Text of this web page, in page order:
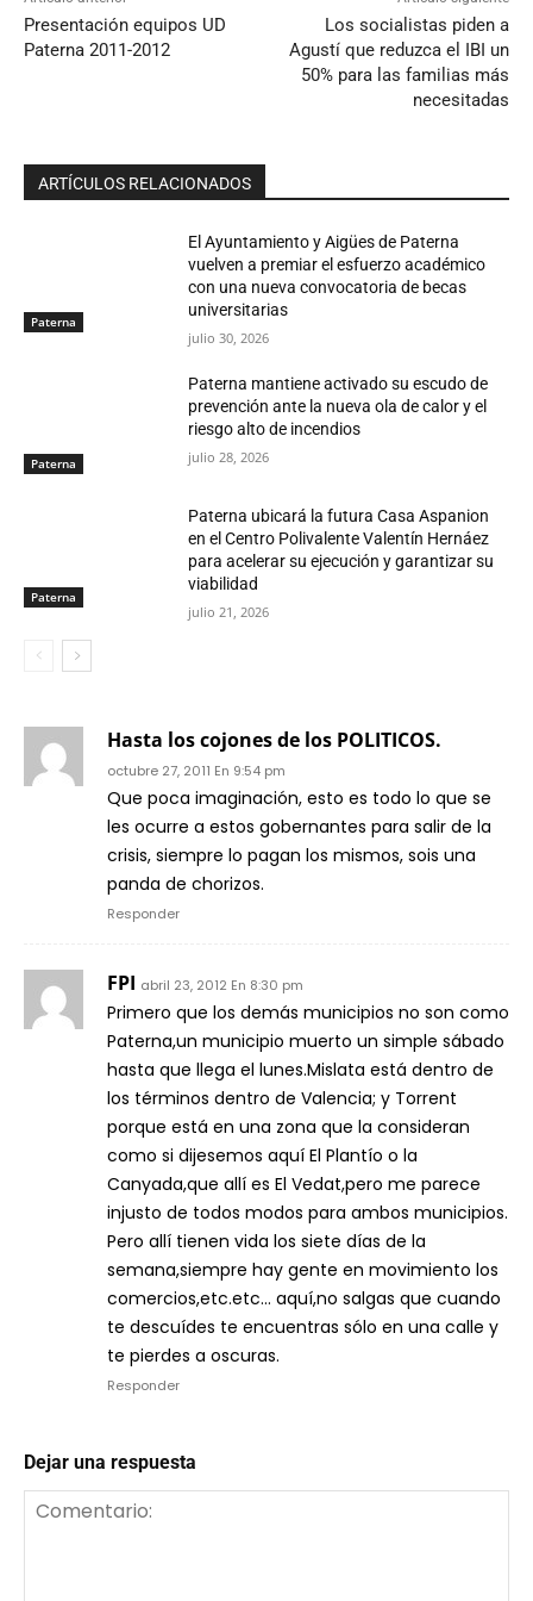
Presentación equipos UD
Paterna 2011-2012
Los socialistas piden a
Agustí que reduzca el IBI un
50% para las familias más
necesitadas
ARTÍCULOS RELACIONADOS
Paterna
El Ayuntamiento y Aigües de Paterna
vuelven a premiar el esfuerzo académico
con una nueva convocatoria de becas
universitarias
julio 30, 2026
Paterna
Paterna mantiene activado su escudo de
prevención ante la nueva ola de calor y el
riesgo alto de incendios
julio 28, 2026
Paterna
Paterna ubicará la futura Casa Aspanion
en el Centro Polivalente Valentín Hernáez
para acelerar su ejecución y garantizar su
viabilidad
julio 21, 2026
Hasta los cojones de los POLITICOS.
octubre 27, 2011 En 9:54 pm
Que poca imaginación, esto es todo lo que se
les ocurre a estos gobernantes para salir de la
crisis, siempre lo pagan los mismos, sois una
panda de chorizos.
Responder
FPI abril 23, 2012 En 8:30 pm
Primero que los demás municipios no son como
Paterna,un municipio muerto un simple sábado
hasta que llega el lunes.Mislata está dentro de
los términos dentro de Valencia; y Torrent
porque está en una zona que la consideran
como si dijesemos aquí El Plantío o la
Canyada,que allí es El Vedat,pero me parece
injusto de todos modos para ambos municipios.
Pero allí tienen vida los siete días de la
semana,siempre hay gente en movimiento los
comercios,etc.etc… aquí,no salgas que cuando
te descuídes te encuentras sólo en una calle y
te pierdes a oscuras.
Responder
Dejar una respuesta